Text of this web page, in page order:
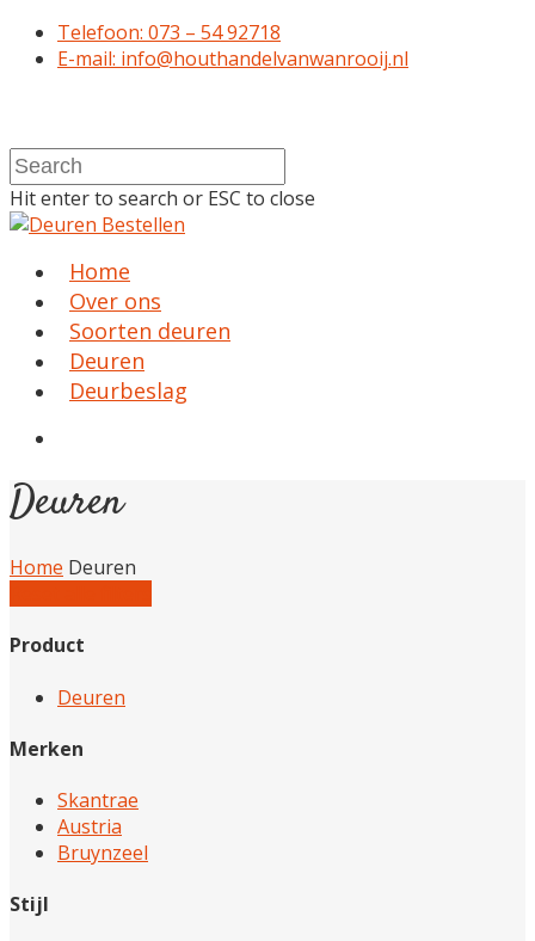
Telefoon: 073 – 54 92718
E-mail: info@houthandelvanwanrooij.nl
Hit enter to search or ESC to close
Home
Over ons
Soorten deuren
Deuren
Deurbeslag
Deuren
Home Deuren
Product
Deuren
Merken
Skantrae
Austria
Bruynzeel
Stijl